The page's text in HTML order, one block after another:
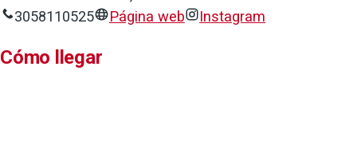
3058110525
Página web Instagram
Cómo llegar